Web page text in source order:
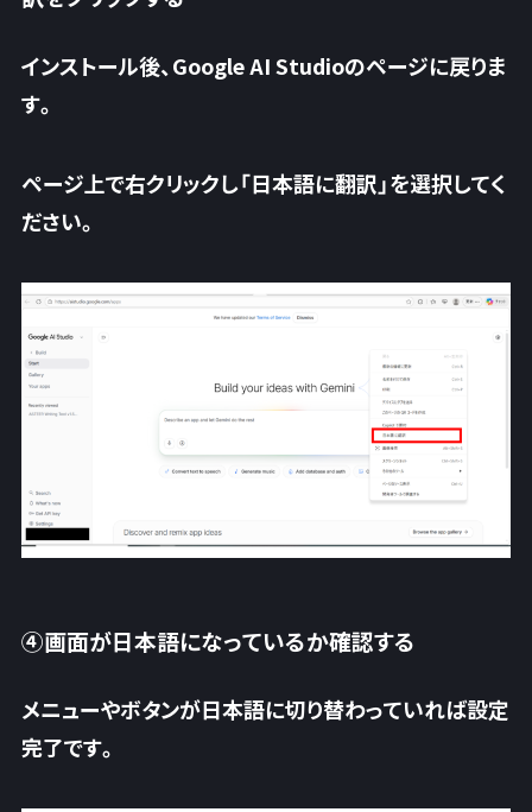
インストール後、Google AI Studioのページに戻りま
す。
ページ上で右クリックし「日本語に翻訳」を選択してく
ださい。
④画面が日本語になっているか確認する
メニューやボタンが日本語に切り替わっていれば設定
完了です。